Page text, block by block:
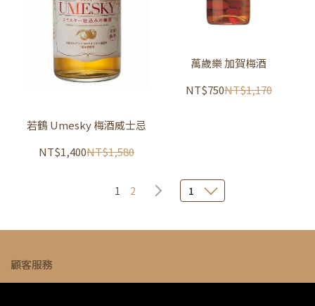
若鶴 Umesky 梅酒威士忌
NT$1,400NT$1,580
萬歲樂 加賀梅酒
NT$750NT$1,170
1 2 1
顧客服務